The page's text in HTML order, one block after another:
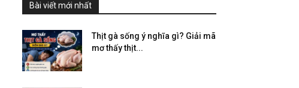
Bài viết mới nhất
Thịt gà sống ý nghĩa gì? Giải mã
mơ thấy thịt...